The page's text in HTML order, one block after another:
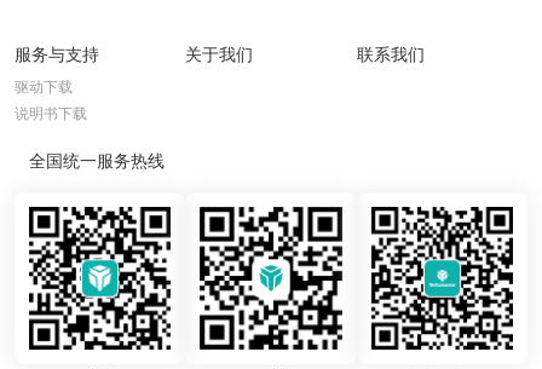
服务与支持
驱动下载
说明书下载
关于我们 联系我们
全国统一服务热线